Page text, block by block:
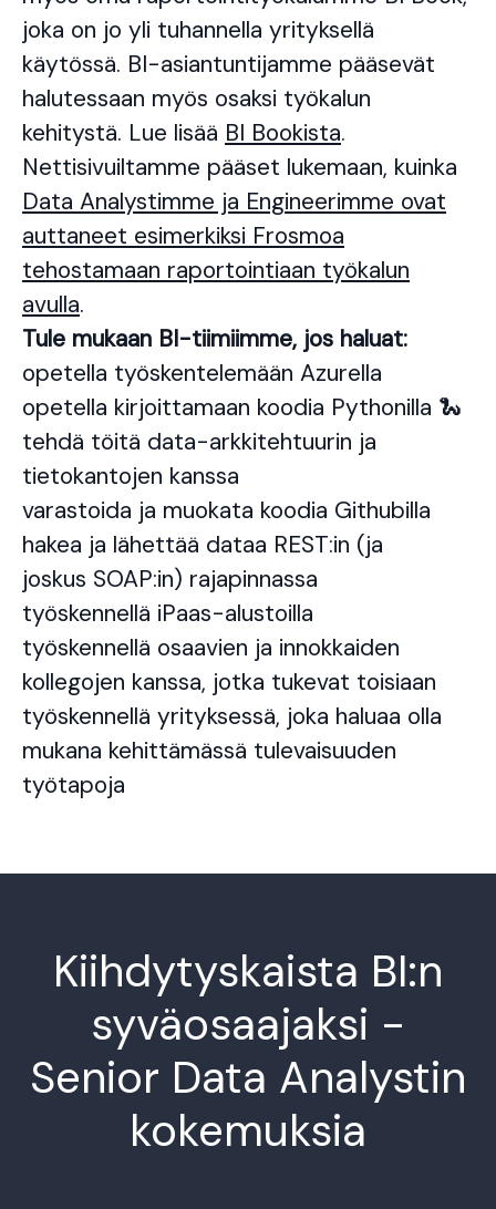
joka on jo yli tuhannella yrityksellä
käytössä. BI-asiantuntijamme pääsevät
halutessaan myös osaksi työkalun
kehitystä. Lue lisää BI Bookista.
Nettisivuiltamme pääset lukemaan, kuinka
Data Analystimme ja Engineerimme ovat
auttaneet esimerkiksi Frosmoa
tehostamaan raportointiaan työkalun
avulla.
Tule mukaan BI-tiimiimme, jos haluat:
opetella työskentelemään Azurella
opetella kirjoittamaan koodia Pythonilla 🐍
tehdä töitä data-arkkitehtuurin ja
tietokantojen kanssa
varastoida ja muokata koodia Githubilla
hakea ja lähettää dataa REST:in (ja
joskus SOAP:in) rajapinnassa
työskennellä iPaas-alustoilla
työskennellä osaavien ja innokkaiden
kollegojen kanssa, jotka tukevat toisiaan
työskennellä yrityksessä, joka haluaa olla
mukana kehittämässä tulevaisuuden
työtapoja
Kiihdytyskaista BI:n
syväosaajaksi -
Senior Data Analystin
kokemuksia